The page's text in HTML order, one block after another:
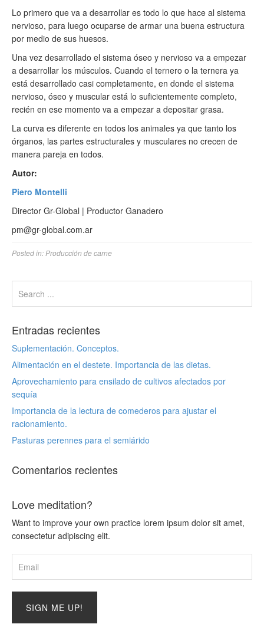
Lo primero que va a desarrollar es todo lo que hace al sistema
nervioso, para luego ocuparse de armar una buena estructura
por medio de sus huesos.
Una vez desarrollado el sistema óseo y nervioso va a empezar
a desarrollar los músculos. Cuando el ternero o la ternera ya
está desarrollado casi completamente, en donde el sistema
nervioso, óseo y muscular está lo suficientemente completo,
recién en ese momento va a empezar a depositar grasa.
La curva es diferente en todos los animales ya que tanto los
órganos, las partes estructurales y musculares no crecen de
manera pareja en todos.
Autor:
Piero Montelli
Director Gr-Global | Productor Ganadero
pm@gr-global.com.ar
Posted in: Producción de carne
Entradas recientes
Suplementación. Conceptos.
Alimentación en el destete. Importancia de las dietas.
Aprovechamiento para ensilado de cultivos afectados por
sequía
Importancia de la lectura de comederos para ajustar el
racionamiento.
Pasturas perennes para el semiárido
Comentarios recientes
Love meditation?
Want to improve your own practice lorem ipsum dolor sit amet,
consectetur adipiscing elit.
SIGN ME UP!